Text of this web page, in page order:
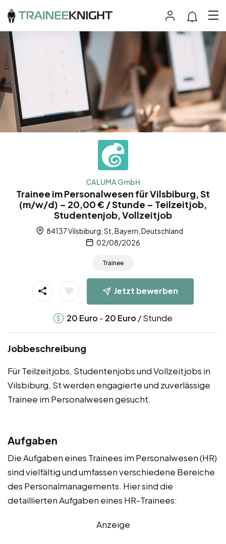
CALUMA GmbH
Trainee im Personalwesen für Vilsbiburg, St
(m/w/d) – 20,00 € / Stunde – Teilzeitjob,
Studentenjob, Vollzeitjob
84137 Vilsbiburg, St, Bayern, Deutschland
02/08/2026
Trainee
Jetzt bewerben
20 Euro - 20 Euro / Stunde
Jobbeschreibung
Für Teilzeitjobs, Studentenjobs und Vollzeitjobs in
Vilsbiburg, St werden engagierte und zuverlässige
Trainee im Personalwesen gesucht.
Aufgaben
Die Aufgaben eines Trainees im Personalwesen (HR)
sind vielfältig und umfassen verschiedene Bereiche
des Personalmanagements. Hier sind die
detaillierten Aufgaben eines HR-Trainees:
Anzeige